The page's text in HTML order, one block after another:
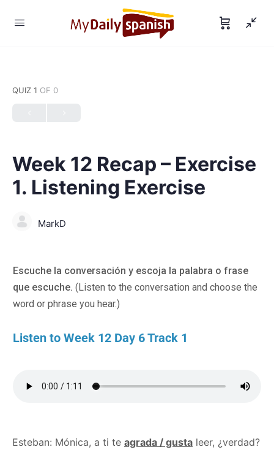
QUIZ 1 OF 0
Week 12 Recap – Exercise
1. Listening Exercise
MarkD
Escuche la conversación y escoja la palabra o frase
que escuche. (Listen to the conversation and choose the
word or phrase you hear.)
Listen to Week 12 Day 6 Track 1
Esteban: Mónica, a ti te agrada / gusta leer, ¿verdad?